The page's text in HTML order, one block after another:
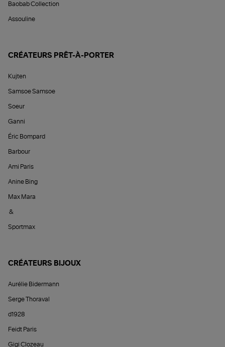
Baobab Collection
Assouline
CRÉATEURS PRÊT-À-PORTER
Kujten
Samsoe Samsoe
Soeur
Ganni
Éric Bompard
Barbour
Ami Paris
Anine Bing
Max Mara
&
Sportmax
CRÉATEURS BIJOUX
Aurélie Bidermann
Serge Thoraval
d1928
Feidt Paris
Gigi Clozeau